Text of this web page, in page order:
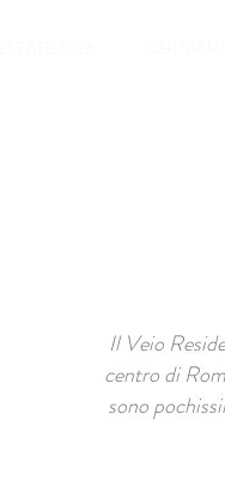
Il Veio
centro di
sono